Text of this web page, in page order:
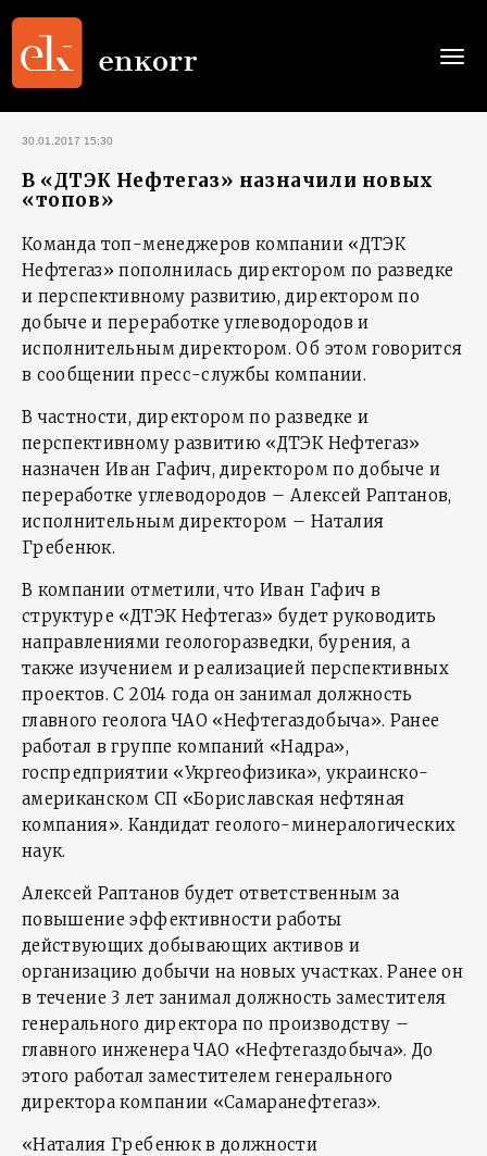
30.01.2017 15:30
В «ДТЭК Нефтегаз» назначили новых
«топов»
Команда топ-менеджеров компании «ДТЭК
Нефтегаз» пополнилась директором по разведке
и перспективному развитию, директором по
добыче и переработке углеводородов и
исполнительным директором. Об этом говорится
в сообщении пресс-службы компании.
В частности, директором по разведке и
перспективному развитию «ДТЭК Нефтегаз»
назначен Иван Гафич, директором по добыче и
переработке углеводородов – Алексей Раптанов,
исполнительным директором – Наталия
Гребенюк.
В компании отметили, что Иван Гафич в
структуре «ДТЭК Нефтегаз» будет руководить
направлениями геологоразведки, бурения, а
также изучением и реализацией перспективных
проектов. С 2014 года он занимал должность
главного геолога ЧАО «Нефтегаздобыча». Ранее
работал в группе компаний «Надра»,
госпредприятии «Укргеофизика», украинско-
американском СП «Бориславская нефтяная
компания». Кандидат геолого-минералогических
наук.
Алексей Раптанов будет ответственным за
повышение эффективности работы
действующих добывающих активов и
организацию добычи на новых участках. Ранее он
в течение 3 лет занимал должность заместителя
генерального директора по производству –
главного инженера ЧАО «Нефтегаздобыча». До
этого работал заместителем генерального
директора компании «Самаранефтегаз».
«Наталия Гребенюк в должности